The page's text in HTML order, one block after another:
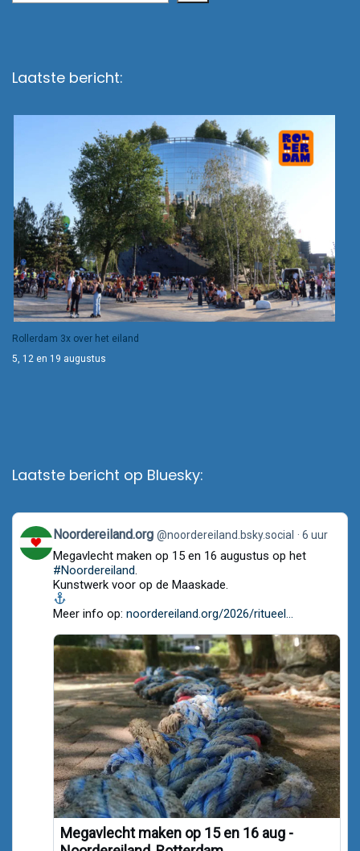
Laatste bericht:
Rollerdam 3x over het eiland
5, 12 en 19 augustus
Laatste bericht op Bluesky:
View
post
by
Noordereiland.org
Bluesky
Noordereiland.org @noordereiland.bsky.social 6 uur
Megavlecht maken op 15 en 16 augustus op het
#Noordereiland
Kunstwerk voor op de Maaskade.
Meer info op: noordereiland.org/2026/ritueel...
Megavlecht maken op 15 en 16 aug -